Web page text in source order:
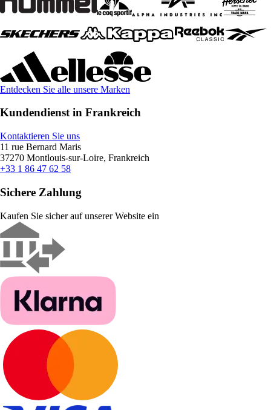
Entdecken Sie alle unsere Marken
Kundendienst in Frankreich
Kontaktieren Sie uns
11 rue Bernard Maris
37270 Montlouis-sur-Loire, Frankreich
+33 1 86 47 62 58
Sichere Zahlung
Kaufen Sie sicher auf unserer Website ein